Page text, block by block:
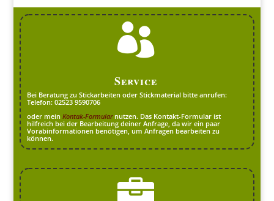

Service
Bei Beratung zu Stickarbeiten oder Stickmaterial bitte anrufen:
Telefon: 02523 9590706
oder meinKontak-Formularnutzen. Das Kontakt-Formular ist
hilfreich bei der Bearbeitung deiner Anfrage, da wir ein paar
Vorabinformationen benötigen, um Anfragen bearbeiten zu
können.
